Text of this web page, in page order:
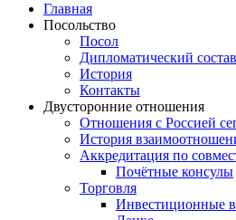
Главная
Посольство
Посол
Дипломатический состав
История
Контакты
Двусторонние отношения
Отношения с Россией
История
Аккредитация по
Почётные консулы
Торговля
Инвестиционные